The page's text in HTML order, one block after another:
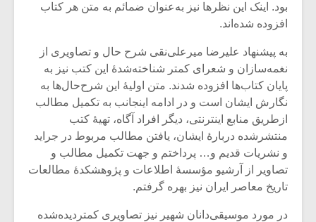
بود. اینک این نظرها نیز به‌عنوان ضمائم به متن هر کتاب
افزوده شده‌اند.
به پیشنهاد علیرضا میرعلی‌نقی شرح حال و تصاویری از
نغمه‌سازان و شعرای کمتر شناخته‌شدۀ این کتب نیز به
پایان کتاب‌ها افزوده شدند. متن اولیۀ این شرح‌حال‌ها به
نگارش ایشان است و در ادامه اینجانب به تکمیل مطالب
ازطریق منابع اینترنتی، دیگر افراد آگاه، تهیۀ کتب
منتشرشده دربارۀ ایشان، یافتن مطالب مربوط در جراید
و نشریات قدیم و… پرداختم و جهت تکمیل مطالب و
تصاویر از آرشیو مؤسسۀ اطلاعات و پژوهشکدۀ مطالعات
تاریخ معاصر ایران نیز بهره گرفتم.
در مورد موسیقی‌دانان شهیر نیز تصاویری کمتردیده‌شده
میکلوش روژا موریس ژار